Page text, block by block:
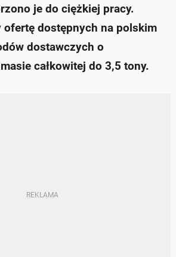
je do ciężkiej pracy.
ofertę dostępnych na polskim
dostawczych o
całkowitej do 3,5 tony.